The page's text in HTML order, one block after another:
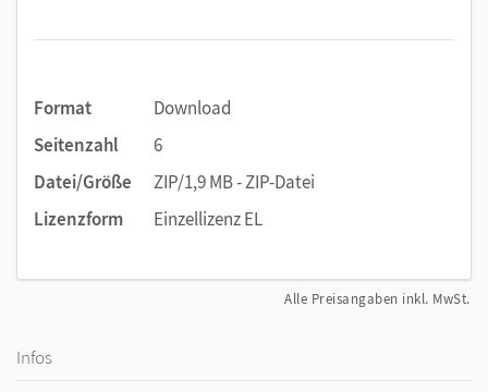
Format
Download
Seitenzahl
6
Datei/Größe
ZIP/1,9 MB - ZIP-Datei
Lizenzform
Einzellizenz EL
Alle Preisangaben inkl. MwSt.
Infos